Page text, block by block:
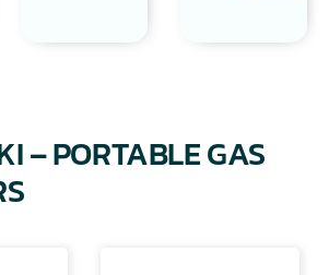
– PORTABLE GAS